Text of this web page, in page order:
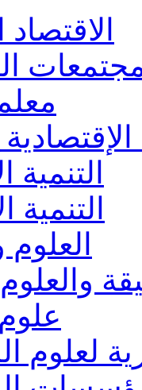
التنمية
التنمية
العلوم
لعلوم